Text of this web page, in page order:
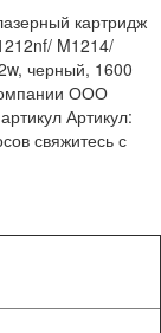
картридж
M1214/
черный, 1600
ООО
Артикул:
свяжитесь с